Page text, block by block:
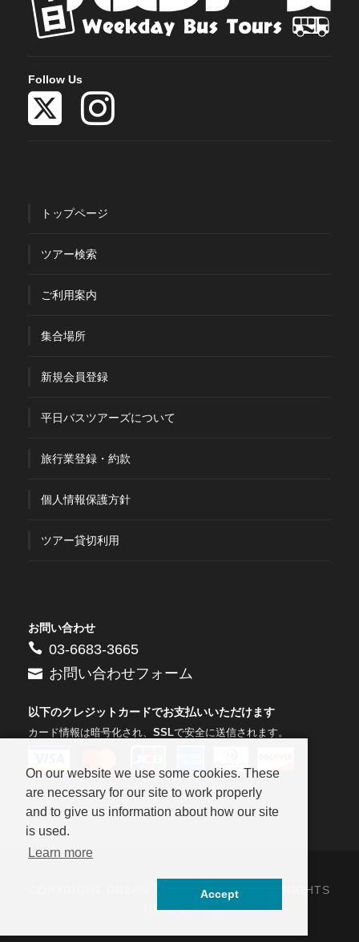
Follow Us
トップページ
ツアー検索
ご利用案内
集合場所
新規会員登録
平日バスツアーズについて
旅行業登録・約款
個人情報保護方針
ツアー貸切利用
お問い合わせ
03-6683-3665
お問い合わせフォーム
以下のクレジットカードでお支払いいただけます
カード情報は暗号化され、 SSLで安全に送信されます。
COPYRIGHT DREAM WORLD.CO.,LTD ALL RIGHTS
RESERVED.
On our website we use some cookies. These
are necessary for our site to work properly
and to give us information about how our site
is used.
Learn more
Accept